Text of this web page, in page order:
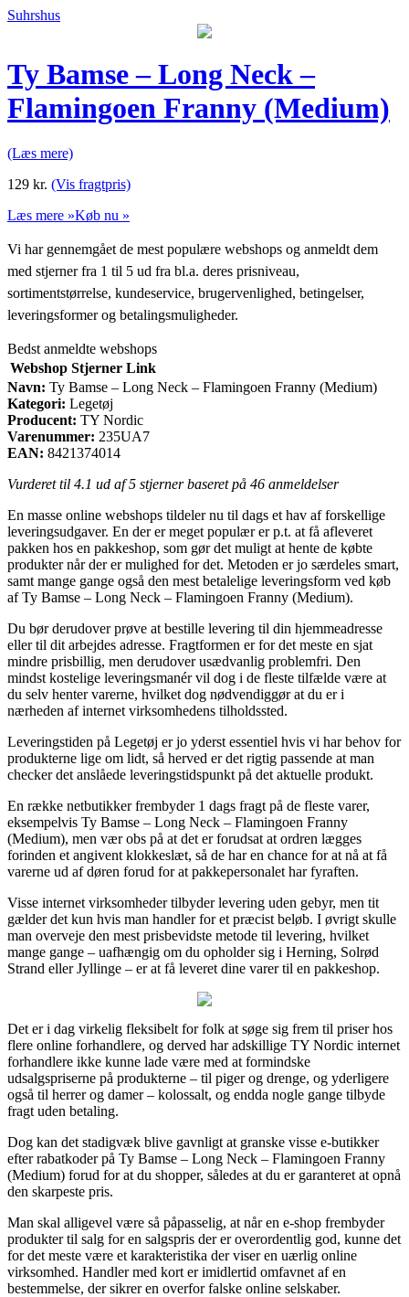
Suhrshus
Ty Bamse – Long Neck –
Flamingoen Franny (Medium)
(Læs mere)
129 kr. (Vis fragtpris)
Læs mere »Køb nu »
Vi har gennemgået de mest populære webshops og anmeldt dem
med stjerner fra 1 til 5 ud fra bl.a. deres prisniveau,
sortimentstørrelse, kundeservice, brugervenlighed, betingelser,
leveringsformer og betalingsmuligheder.
Bedst anmeldte webshops
Webshop Stjerner Link
Navn: Ty Bamse – Long Neck – Flamingoen Franny (Medium)
Kategori: Legetøj
Producent: TY Nordic
Varenummer: 235UA7
EAN: 8421374014
Vurderet til 4.1 ud af 5 stjerner baseret på 46 anmeldelser
En masse online webshops tildeler nu til dags et hav af forskellige
leveringsudgaver. En der er meget populær er p.t. at få afleveret
pakken hos en pakkeshop, som gør det muligt at hente de købte
produkter når der er mulighed for det. Metoden er jo særdeles smart,
samt mange gange også den mest betalelige leveringsform ved køb
af Ty Bamse – Long Neck – Flamingoen Franny (Medium).
Du bør derudover prøve at bestille levering til din hjemmeadresse
eller til dit arbejdes adresse. Fragtformen er for det meste en sjat
mindre prisbillig, men derudover usædvanlig problemfri. Den
mindst kostelige leveringsmanér vil dog i de fleste tilfælde være at
du selv henter varerne, hvilket dog nødvendiggør at du er i
nærheden af internet virksomhedens tilholdssted.
Leveringstiden på Legetøj er jo yderst essentiel hvis vi har behov for
produkterne lige om lidt, så herved er det rigtig passende at man
checker det anslåede leveringstidspunkt på det aktuelle produkt.
En række netbutikker frembyder 1 dags fragt på de fleste varer,
eksempelvis Ty Bamse – Long Neck – Flamingoen Franny
(Medium), men vær obs på at det er forudsat at ordren lægges
forinden et angivent klokkeslæt, så de har en chance for at nå at få
varerne ud af døren forud for at pakkepersonalet har fyraften.
Visse internet virksomheder tilbyder levering uden gebyr, men tit
gælder det kun hvis man handler for et præcist beløb. I øvrigt skulle
man overveje den mest prisbevidste metode til levering, hvilket
mange gange – uafhængig om du opholder sig i Herning, Solrød
Strand eller Jyllinge – er at få leveret dine varer til en pakkeshop.
Det er i dag virkelig fleksibelt for folk at søge sig frem til priser hos
flere online forhandlere, og derved har adskillige TY Nordic internet
forhandlere ikke kunne lade være med at formindske
udsalgspriserne på produkterne – til piger og drenge, og yderligere
også til herrer og damer – kolossalt, og endda nogle gange tilbyde
fragt uden betaling.
Dog kan det stadigvæk blive gavnligt at granske visse e-butikker
efter rabatkoder på Ty Bamse – Long Neck – Flamingoen Franny
(Medium) forud for at du shopper, således at du er garanteret at opnå
den skarpeste pris.
Man skal alligevel være så påpasselig, at når en e-shop frembyder
produkter til salg for en salgspris der er overordentlig god, kunne det
for det meste være et karakteristika der viser en uærlig online
virksomhed. Handler med kort er imidlertid omfavnet af en
bestemmelse, der sikrer en overfor falske online selskaber.